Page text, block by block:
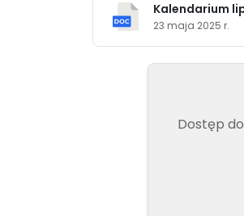
Kalendarium
23 maja 2025 r.
Dostęp